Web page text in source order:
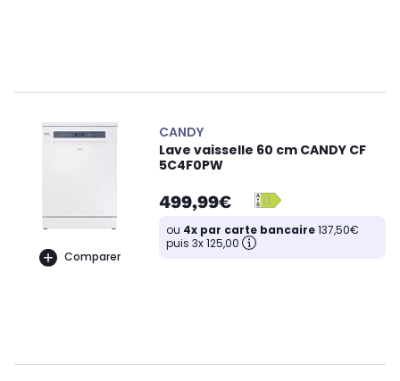
Comparer
CANDY
Lave vaisselle 60 cm CANDY CF
5C4F0PW
499,99€
ou 4x par carte bancaire137,50€
puis 3x 125,00